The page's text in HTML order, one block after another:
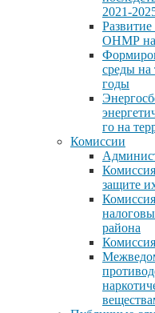
2021-
Развитие
ОНМР на
среды
годы
го на
Комиссии
защите
района